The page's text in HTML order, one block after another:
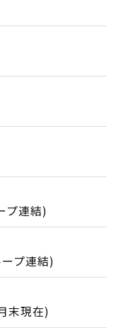
紹介
プ連結)
プ連結)
末現在)